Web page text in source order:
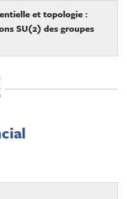
et topologie :
SU(2) des groupes